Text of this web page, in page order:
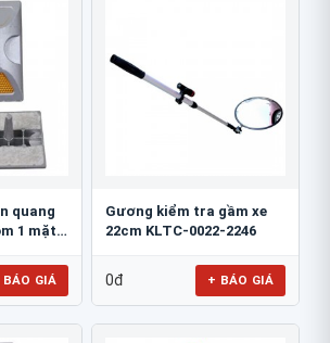
quang
1 mặt
BÁO GIÁ
Gương kiểm tra gầm xe
22cm KLTC-0022-2246
0đ + BÁO GIÁ